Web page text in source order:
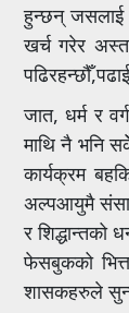
हुन्छन् जसलाई
खर्च गरेर
जात, धर्म र
माथि नै भनि
कार्यक्रम
अल्पआयुमै
र शिद्धान्तको
फेसबुकको
शासकहरुले